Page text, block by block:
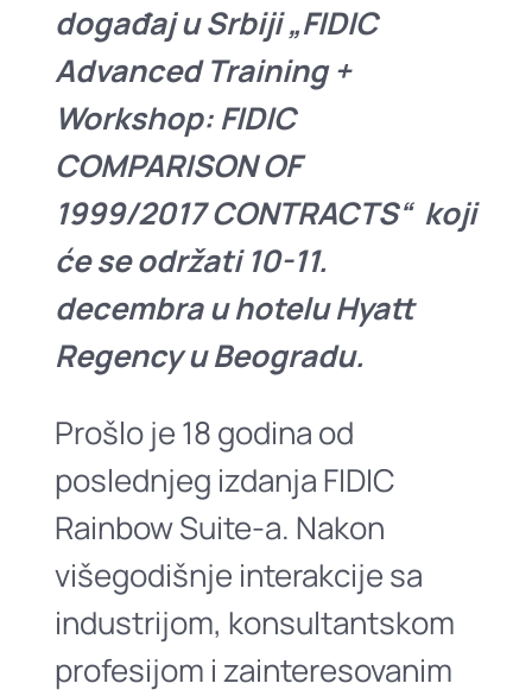
događaj u Srbiji „FIDIC
Advanced Training +
Workshop: FIDIC
COMPARISON OF
1999/2017 CONTRACTS“ koji
će se održati 10-11.
decembra u hotelu Hyatt
Regency u Beogradu.
Prošlo je 18 godina od
poslednjeg izdanja FIDIC
Rainbow Suite-a. Nakon
višegodišnje interakcije sa
industrijom, konsultantskom
profesijom i zainteresovanim